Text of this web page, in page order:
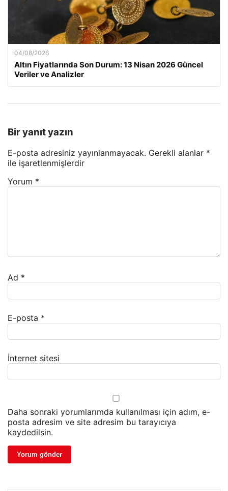
04/08/2026
Altın Fiyatlarında Son Durum: 13 Nisan 2026 Güncel
Veriler ve Analizler
Bir yanıt yazın
E-posta adresiniz yayınlanmayacak. Gerekli alanlar *
ile işaretlenmişlerdir
Yorum *
Ad *
E-posta *
İnternet sitesi
Daha sonraki yorumlarımda kullanılması için adım, e-
posta adresim ve site adresim bu tarayıcıya
kaydedilsin.